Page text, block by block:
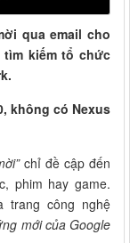
qua email cho
kiếm tổ chức
chỉ đề cập đến
phim hay game.
trang công nghệ
mới của Google